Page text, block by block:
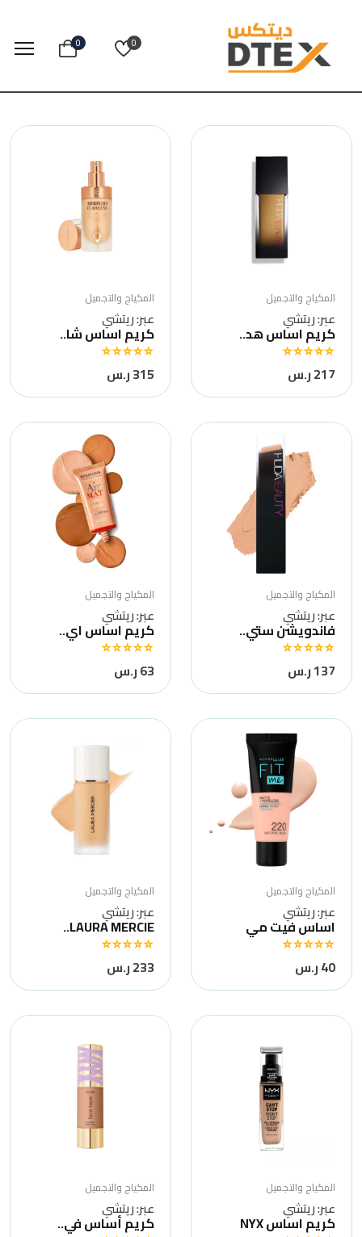
0
0
المكياج والتجميل
عبر: ريتشي
كريم اساس هد..
217 ر.س
المكياج والتجميل
عبر: ريتشي
كريم اساس شا..
315 ر.س
المكياج والتجميل
عبر: ريتشي
فاندويشن ستي..
137 ر.س
المكياج والتجميل
عبر: ريتشي
كريم اساس اي..
63 ر.س
المكياج والتجميل
عبر: ريتشي
اساس فيت مي
40 ر.س
المكياج والتجميل
عبر: ريتشي
LAURA MERCIE..
233 ر.س
المكياج والتجميل
عبر: ريتشي
كريم اساس NYX
المكياج والتجميل
عبر: ريتشي
كريم أساس في..